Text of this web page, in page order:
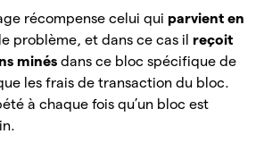
récompense celui qui parvient en
problème, et dans ce cas il reçoit
minés dans ce bloc spécifique de
les frais de transaction du bloc.
à chaque fois qu’un bloc est